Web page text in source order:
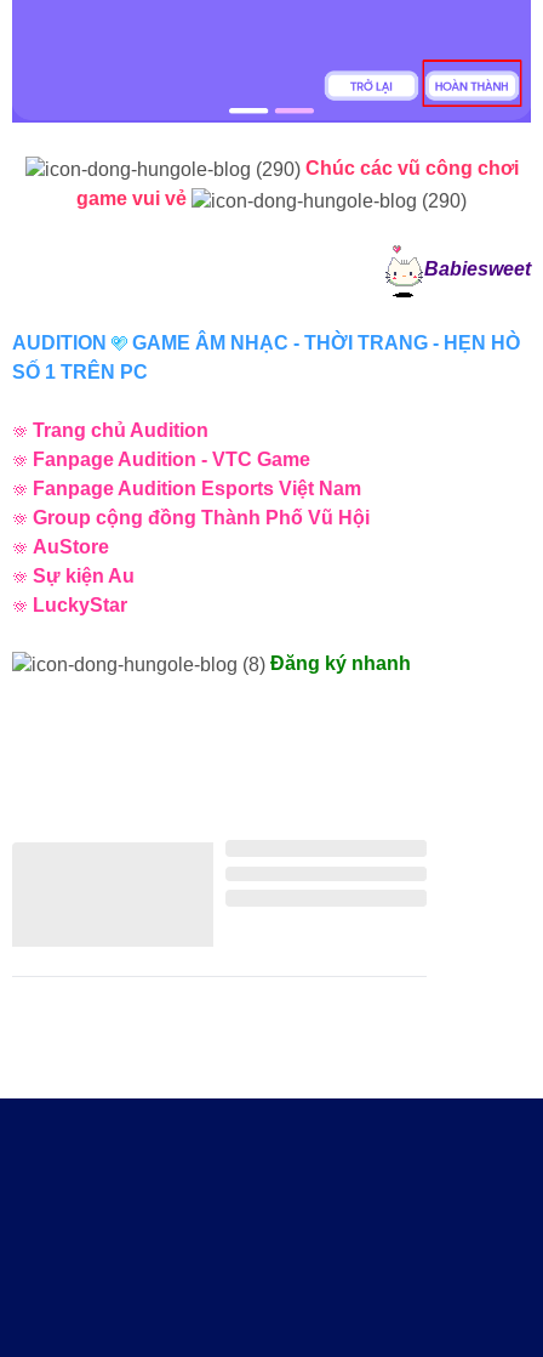
Chúc các vũ công chơi
game vui vẻ
Babiesweet
AUDITION
GAME ÂM NHẠC - THỜI TRANG - HẸN HÒ
SỐ 1 TRÊN PC
Trang chủ Audition
Fanpage Audition - VTC Game
Fanpage Audition Esports Việt Nam
Group cộng đồng Thành Phố Vũ Hội
AuStore
Sự kiện Au
LuckyStar
Đăng ký nhanh